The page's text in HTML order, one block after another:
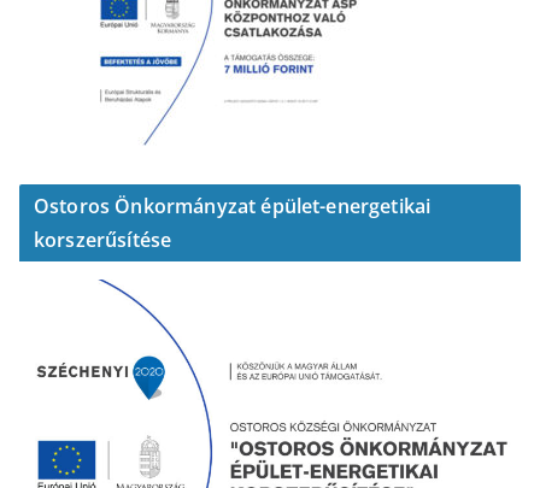
Ostoros Önkormányzat épület-energetikai
korszerűsítése